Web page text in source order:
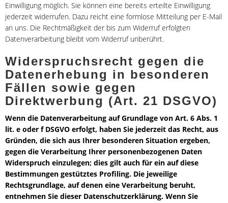
Einwilligung möglich. Sie können eine bereits erteilte Einwilligung
jederzeit widerrufen. Dazu reicht eine formlose Mitteilung per E-Mail
an uns. Die Rechtmäßigkeit der bis zum Widerruf erfolgten
Datenverarbeitung bleibt vom Widerruf unberührt.
Widerspruchsrecht gegen die
Datenerhebung in besonderen
Fällen sowie gegen
Direktwerbung (Art. 21 DSGVO)
Wenn die Datenverarbeitung auf Grundlage von Art. 6 Abs. 1
lit. e oder f DSGVO erfolgt, haben Sie jederzeit das Recht, aus
Gründen, die sich aus Ihrer besonderen Situation ergeben,
gegen die Verarbeitung Ihrer personenbezogenen Daten
Widerspruch einzulegen; dies gilt auch für ein auf diese
Bestimmungen gestütztes Profiling. Die jeweilige
Rechtsgrundlage, auf denen eine Verarbeitung beruht,
entnehmen Sie dieser Datenschutzerklärung. Wenn Sie